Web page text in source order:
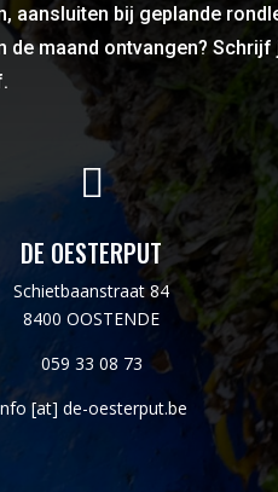
aansluiten bij geplande
de maand ontvangen?

DE OESTERPUT
Schietbaanstraat 84
8400 OOSTENDE
059 33 08 73
[at] de-oesterput.be